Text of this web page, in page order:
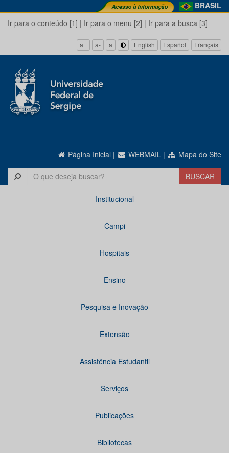
BRASIL
Ir para o conteúdo [1] | Ir para o menu [2] | Ir para a busca [3]
a+ a- a English Español Français
Página Inicial | WEBMAIL | Mapa do Site
Institucional
Campi
Hospitais
Ensino
Pesquisa e Inovação
Extensão
Assistência Estudantil
Serviços
Publicações
Bibliotecas